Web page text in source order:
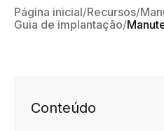
Página inicial Recursos
Guia de implantação
Conteúdo